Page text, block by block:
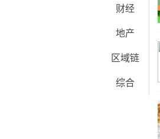
财经
地产
区域链
综合